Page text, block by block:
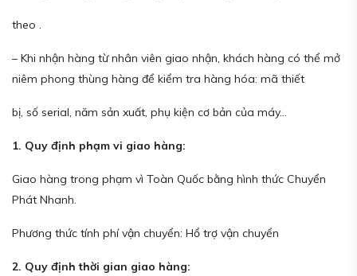
theo .
– Khi nhận hàng từ nhân viên giao nhận, khách hàng có thể mở
niêm phong thùng hàng để kiểm tra hàng hóa: mã thiết
bị, số serial, năm sản xuất, phụ kiện cơ bản của máy…
1. Quy định phạm vi giao hàng:
Giao hàng trong phạm vì Toàn Quốc bằng hình thức Chuyển
Phát Nhanh.
Phương thức tính phí vận chuyển: Hổ trợ vận chuyển
2. Quy định thời gian giao hàng: